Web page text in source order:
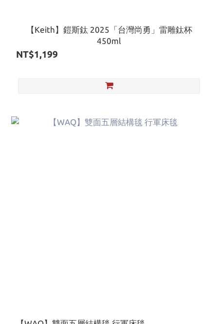
【Keith】鎧斯鈦 2025「台灣尚勇」雷雕鈦杯
450ml
NT$1,199